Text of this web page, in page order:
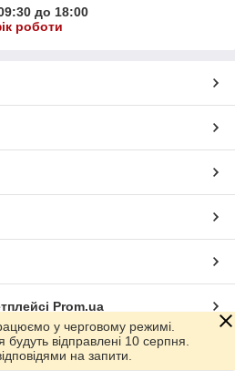
до 18:00
роботи
Prom.ua
у черговому режимі.
відправлені 10 серпня.
на запити.